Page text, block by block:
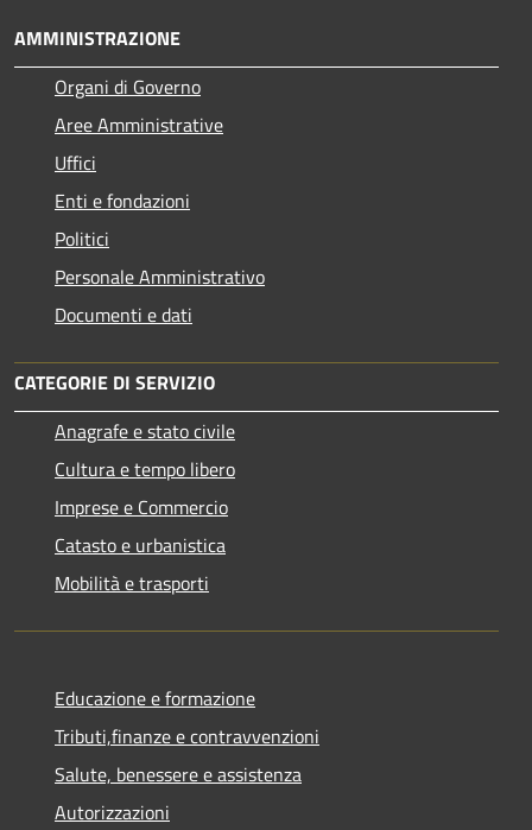
AMMINISTRAZIONE
Organi di Governo
Aree Amministrative
Uffici
Enti e fondazioni
Politici
Personale Amministrativo
Documenti e dati
CATEGORIE DI SERVIZIO
Anagrafe e stato civile
Cultura e tempo libero
Imprese e Commercio
Catasto e urbanistica
Mobilità e trasporti
Educazione e formazione
Tributi,finanze e contravvenzioni
Salute, benessere e assistenza
Autorizzazioni